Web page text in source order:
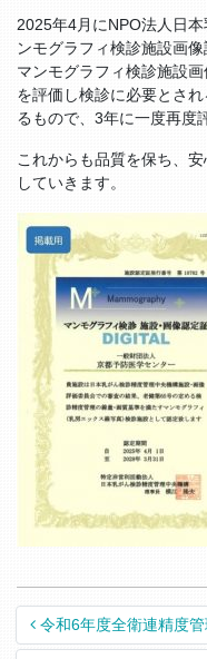
2025年4月にNPO法人日
ンモグラフィ検診施設画像
マンモグラフィ検診施設
を評価し検診に必要とさ
るもので、3年に一度再度
これからも品質を保ち、
していきます。
Post
令和6年度全衛連精度